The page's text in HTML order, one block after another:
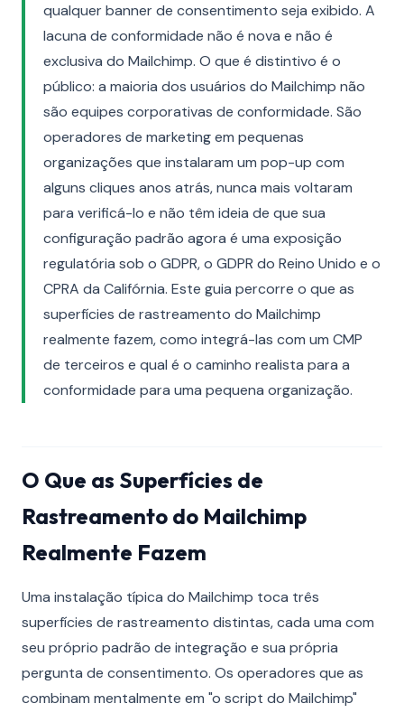
qualquer banner de consentimento seja exibido. A
lacuna de conformidade não é nova e não é
exclusiva do Mailchimp. O que é distintivo é o
público: a maioria dos usuários do Mailchimp não
são equipes corporativas de conformidade. São
operadores de marketing em pequenas
organizações que instalaram um pop-up com
alguns cliques anos atrás, nunca mais voltaram
para verificá-lo e não têm ideia de que sua
configuração padrão agora é uma exposição
regulatória sob o GDPR, o GDPR do Reino Unido e o
CPRA da Califórnia. Este guia percorre o que as
superfícies de rastreamento do Mailchimp
realmente fazem, como integrá-las com um CMP
de terceiros e qual é o caminho realista para a
conformidade para uma pequena organização.
O Que as Superfícies de
Rastreamento do Mailchimp
Realmente Fazem
Uma instalação típica do Mailchimp toca três
superfícies de rastreamento distintas, cada uma com
seu próprio padrão de integração e sua própria
pergunta de consentimento. Os operadores que as
combinam mentalmente em "o script do Mailchimp"